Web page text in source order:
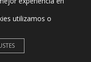
utilizamos o